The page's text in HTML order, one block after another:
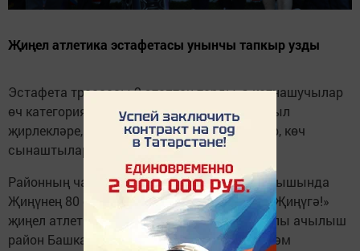
Җиңел атлетика эстафетасы унынчы тапкыр узды
Эстафета трассасы 9 этаптан торды, ә катнашучылар
өч категориядә: белем бирү мәктәпләре, авыл
җирлекләре, предприятиеләр һәм оешмалар, көч
сынаштылар.
Районның чаңгы базасында Бөек Ватан сугышында
Җиңүнең 80 еллыгына багышланган «Алга, Җиңүгә!»
җиңел атлетика эстафетасы узды. Тантаналы ачылыш
район Башкарма комитеты җитәкчесе Рөстәм